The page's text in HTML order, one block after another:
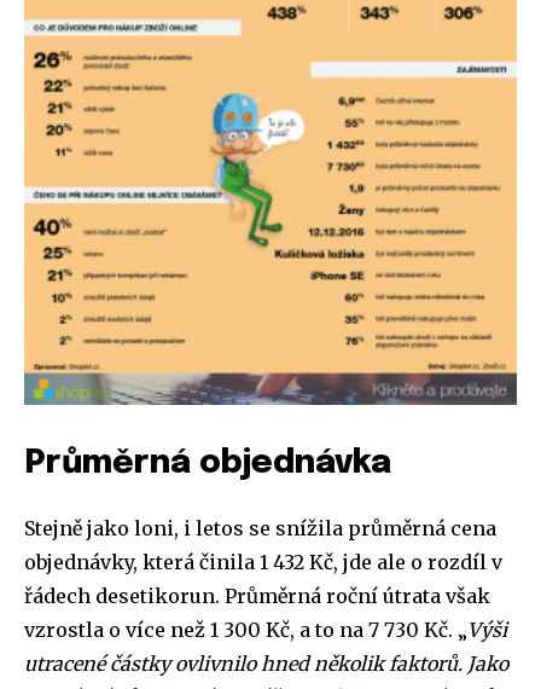
Průměrná objednávka
Stejně jako loni, i letos se snížila průměrná cena
objednávky, která činila 1 432 Kč, jde ale o rozdíl v
řádech desetikorun. Průměrná roční útrata však
vzrostla o více než 1 300 Kč, a to na 7 730 Kč. „Výši
utracené částky ovlivnilo hned několik faktorů. Jako